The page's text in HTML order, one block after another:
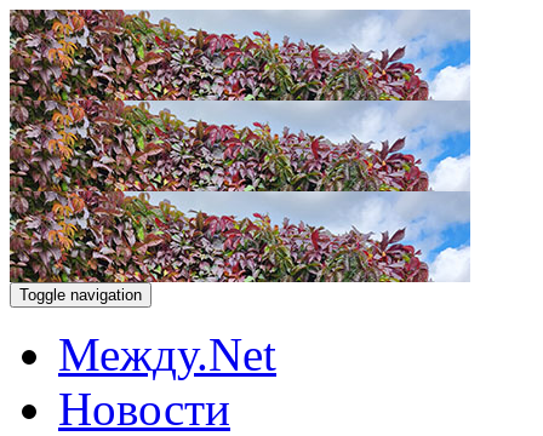
Toggle navigation
Между.Net
Новости